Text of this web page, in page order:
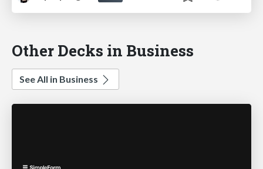
Other Decks in Business
See All in Business